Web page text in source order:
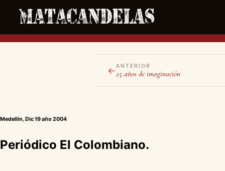
←ANTERIOR
25 años de imaginación
Medellín, Dic 19 año 2004
Periódico El Colombiano.